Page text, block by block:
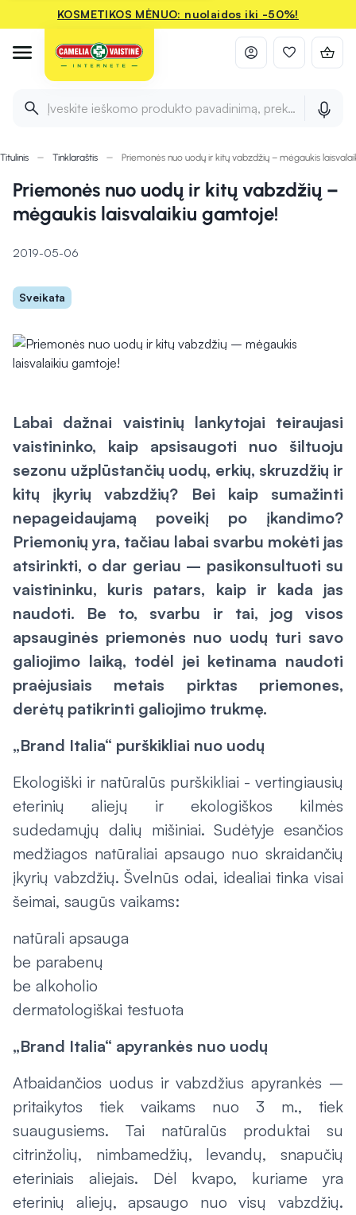
KOSMETIKOS MĖNUO: nuolaidos iki -50%!
Įveskite ieškomo produkto pavadinimą, prekės ženklą ir
Titulinis Tinklaraštis Priemonės nuo uodų ir kitų vabzdžių – mėgaukis
Priemonės nuo uodų ir kitų vabzdžių –
mėgaukis laisvalaikiu gamtoje!
2019-05-06
Sveikata
Labai dažnai vaistinių lankytojai teiraujasi
vaistininko, kaip apsisaugoti nuo šiltuoju
sezonu užplūstančių uodų, erkių, skruzdžių ir
kitų įkyrių vabzdžių? Bei kaip sumažinti
nepageidaujamą poveikį po įkandimo?
Priemonių yra, tačiau labai svarbu mokėti jas
atsirinkti, o dar geriau – pasikonsultuoti su
vaistininku, kuris patars, kaip ir kada jas
naudoti. Be to, svarbu ir tai, jog visos
apsauginės priemonės nuo uodų turi savo
galiojimo laiką, todėl jei ketinama naudoti
praėjusiais metais pirktas priemones,
derėtų patikrinti galiojimo trukmę.
„Brand Italia“ purškikliai nuo uodų
Ekologiški ir natūralūs purškikliai - vertingiausių
eterinių aliejų ir ekologiškos kilmės
sudedamųjų dalių mišiniai. Sudėtyje esančios
medžiagos natūraliai apsaugo nuo skraidančių
įkyrių vabzdžių. Švelnūs odai, idealiai tinka visai
šeimai, saugūs vaikams:
natūrali apsauga
be parabenų
be alkoholio
dermatologiškai testuota
„Brand Italia“ apyrankės nuo uodų
Atbaidančios uodus ir vabzdžius apyrankės –
pritaikytos tiek vaikams nuo 3 m., tiek
suaugusiems. Tai natūralūs produktai su
citrinžolių, nimbamedžių, levandų, snapučių
eteriniais aliejais. Dėl kvapo, kuriame yra
eterinių aliejų, apsaugo nuo visų vabzdžių.